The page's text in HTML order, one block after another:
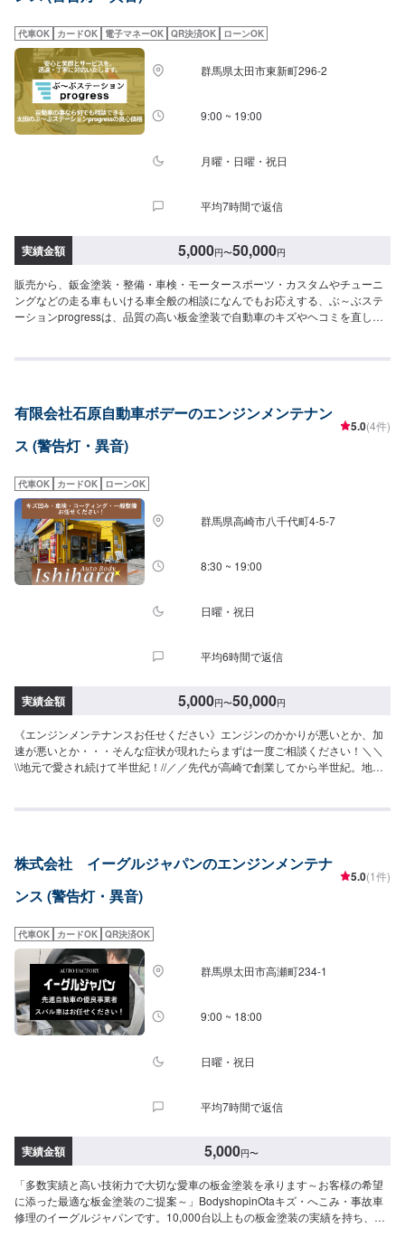
付方法-----入庫の際はお気をつけてお越しください。駐車スペースは事務所前
の空いているスペースに駐車してください。受付はスタッフへ「メンテモで
予約しました」とお伝えください。ご案内いたします。【定休日・営業時
間】定休日：月曜日営業時間：9:00~19:00※日曜日のみ9:00~18:00
代車OK カードOK 電子マネーOK QR決済OK ローンOK
群馬県太田市東新町296-2
9:00 ~ 19:00
月曜・日曜・祝日
平均7時間で返信
実績金額 5,000円〜50,000円
販売から、鈑金塗装・整備・車検・モータースポーツ・カスタムやチューニ
ングなどの走る車もいける車全般の相談になんでもお応えする、ぶ～ぶステ
ーションprogressは、品質の高い板金塗装で自動車のキズやヘコミを直しま
ので、お気軽にお問い合わせください。ブレーキパッドの交換や車内のクリ
ドバイスを心掛けております。--------------------------------------------------【1】オ
ファーにてお問い合わせ【2】お見積り【3】お見積りにご納得いただければ
作業開始【4】仕上がり次第納車-----納期について-----納期は通常2日～3日程
さい。-----代車について-----無料の代車をご用意しています。お車の作業中は
代車をご利用ください。※代車の燃料代はお客様にご負担いただいておりま
す。-----ご来店時の注意、受付方法-----当工場は太田桐生インターチェンジか
ら５分入庫の際はお気をつけてお越しください。駐車スペースは工場前の空
いているスペースに駐車してください。受付はスタッフへ「メンテモで予約
しました」とお伝えください。ご案内いたします。【定休日・営業時間】定
休日：日曜日営業時間：9:00~19:00
有限会社石原自動車ボデーのエンジンメンテナン
ス (警告灯・異音)
5.0(4件)
代車OK カードOK ローンOK
群馬県高崎市八千代町4-5-7
8:30 ~ 19:00
日曜・祝日
平均6時間で返信
実績金額 5,000円〜50,000円
《エンジンメンテナンスお任せください》エンジンのかかりが悪いとか、加
速が悪いとか・・・そんな症状が現れたらまずは一度ご相談ください！＼＼
\\地元で愛され続けて半世紀！//／／先代が高崎で創業してから半世紀。地元
要、移動が難しい（レッカーしてほしい）などなど…お車のお困りごとにつ
ら、パーツの選択、仕上がりの精度までいくつかのプランをご提示の上、お
客様にご納得いただけるプランで作業を進めて参ります。常連さんから初め
ての方まで、ご来店を心からお待ちしております。【作業実績】スズキセル
わせ【2】お見積り【3】お見積りにご納得いただければ作業開始【4】仕上
がり次第納車《パーツの持ち込み》☑新品・中古パーツの持ち込みOK！オフ
ァーの際、使用されるパーツのお写真や詳細などをお送りください。《代車
について》お車をお預かりしている間、ご入用のお客様には代車を無料でご
用意しております。詳しくはお気軽にお問い合わせください。※ガソリン代は
お客様にご負担いただきます。【定休日・営業時間】定休日：第二水曜日営
業時間：8:30~19:00
株式会社 イーグルジャパンのエンジンメンテナ
ンス (警告灯・異音)
5.0(1件)
代車OK カードOK QR決済OK
群馬県太田市高瀬町234-1
9:00 ~ 18:00
日曜・祝日
平均7時間で返信
実績金額 5,000円〜
「多数実績と高い技術力で大切な愛車の板金塗装を承ります～お客様の希望
に添った最適な板金塗装のご提案～」BodyshopinOtaキズ・へこみ・事故車
修理のイーグルジャパンです。10,000台以上もの板金塗装の実績を持ち、太